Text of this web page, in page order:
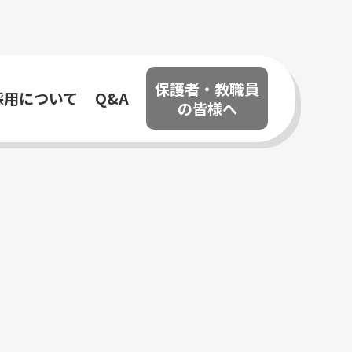
について Q&A
保護者・教職員
の皆様へ